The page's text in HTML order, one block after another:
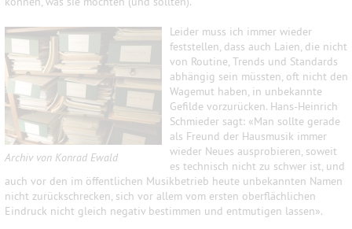
Archiv von Konrad Ewald
Leider muss ich immer wieder
feststellen, dass auch Laien, die nicht
von Routine, Trends und Standards
abhängig sein müssten, oft nicht den
Wagemut haben, in unbekannte
Gefilde vorzurücken. Hans-Heinrich
Schmieder sagt: «Man sollte gerade
als Freund der Hausmusik immer
wieder Neues ausprobieren, soweit
es technisch nicht zu schwer ist, und
auch vor den im öffentlichen Musikbetrieb heute unbekannten Namen
nicht zurückschrecken, sich vor allem vom ersten oberflächlichen
Eindruck nicht gleich negativ bestimmen und entmutigen lassen».